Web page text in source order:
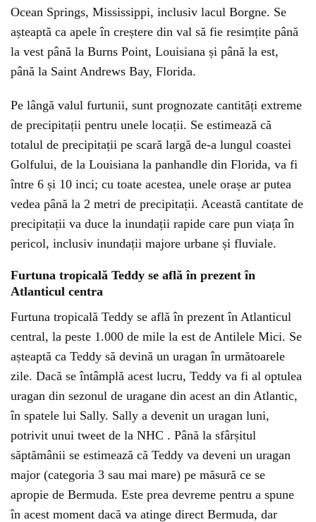
Ocean Springs, Mississippi, inclusiv lacul Borgne. Se
așteaptă ca apele în creștere din val să fie resimțite până
la vest până la Burns Point, Louisiana și până la est,
până la Saint Andrews Bay, Florida.
Pe lângă valul furtunii, sunt prognozate cantități extreme
de precipitații pentru unele locații. Se estimează că
totalul de precipitații pe scară largă de-a lungul coastei
Golfului, de la Louisiana la panhandle din Florida, va fi
între 6 și 10 inci; cu toate acestea, unele orașe ar putea
vedea până la 2 metri de precipitații. Această cantitate de
precipitații va duce la inundații rapide care pun viața în
pericol, inclusiv inundații majore urbane și fluviale.
Furtuna tropicală Teddy se află în prezent în
Atlanticul centra
Furtuna tropicală Teddy se află în prezent în Atlanticul
central, la peste 1.000 de mile la est de Antilele Mici. Se
așteaptă ca Teddy să devină un uragan în următoarele
zile. Dacă se întâmplă acest lucru, Teddy va fi al optulea
uragan din sezonul de uragane din acest an din Atlantic,
în spatele lui Sally. Sally a devenit un uragan luni,
potrivit unui tweet de la NHC . Până la sfârșitul
săptămânii se estimează că Teddy va deveni un uragan
major (categoria 3 sau mai mare) pe măsură ce se
apropie de Bermuda. Este prea devreme pentru a spune
în acest moment dacă va atinge direct Bermuda, dar